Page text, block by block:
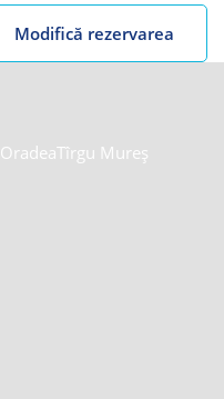
Modifică rezervarea
OradeaTîrgu Mureș